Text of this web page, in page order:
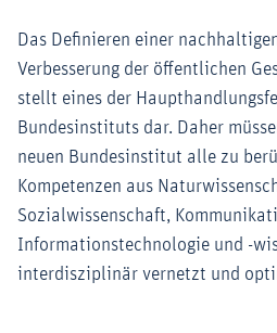
Das Definieren einer
Verbesserung der öffentlichen
stellt eines der
Bundesinstituts dar. Daher
neuen Bundesinstitut alle zu
Kompetenzen aus
Sozialwissenschaft,
Informationstechnologie und -
interdisziplinär vernetzt und